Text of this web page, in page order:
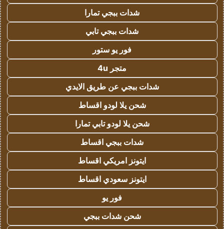
شدات ببجي تمارا
شدات ببجي تابي
فور يو ستور
متجر 4u
شدات ببجي عن طريق الايدي
شحن يلا لودو اقساط
شحن يلا لودو تابي تمارا
شدات ببجي اقساط
ايتونز امريكي اقساط
ايتونز سعودي اقساط
فور يو
شحن شدات ببجي